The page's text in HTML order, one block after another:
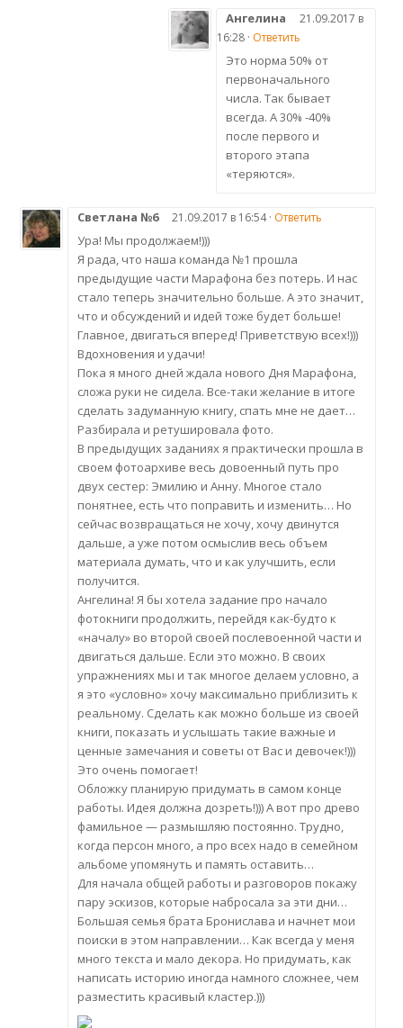
Ангелина
21.09.2017 в
16:28 · Ответить
Это норма 50% от
первоначального
числа. Так бывает
всегда. А 30% -40%
после первого и
второго этапа
«теряются».
Светлана №6 21.09.2017 в 16:54 · Ответить
Ура! Мы продолжаем!)))
Я рада, что наша команда №1 прошла
предыдущие части Марафона без потерь. И нас
стало теперь значительно больше. А это значит,
что и обсуждений и идей тоже будет больше!
Главное, двигаться вперед! Приветствую всех!)))
Вдохновения и удачи!
Пока я много дней ждала нового Дня Марафона,
сложа руки не сидела. Все-таки желание в итоге
сделать задуманную книгу, спать мне не дает…
Разбирала и ретушировала фото.
В предыдущих заданиях я практически прошла в
своем фотоархиве весь довоенный путь про
двух сестер: Эмилию и Анну. Многое стало
понятнее, есть что поправить и изменить… Но
сейчас возвращаться не хочу, хочу двинутся
дальше, а уже потом осмыслив весь объем
материала думать, что и как улучшить, если
получится.
Ангелина! Я бы хотела задание про начало
фотокниги продолжить, перейдя как-будто к
«началу» во второй своей послевоенной части и
двигаться дальше. Если это можно. В своих
упражнениях мы и так многое делаем условно, а
я это «условно» хочу максимально приблизить к
реальному. Сделать как можно больше из своей
книги, показать и услышать такие важные и
ценные замечания и советы от Вас и девочек!)))
Это очень помогает!
Обложку планирую придумать в самом конце
работы. Идея должна дозреть!))) А вот про древо
фамильное — размышляю постоянно. Трудно,
когда персон много, а про всех надо в семейном
альбоме упомянуть и память оставить…
Для начала общей работы и разговоров покажу
пару эскизов, которые набросала за эти дни…
Большая семья брата Бронислава и начнет мои
поиски в этом направлении… Как всегда у меня
много текста и мало декора. Но придумать, как
написать историю иногда намного сложнее, чем
разместить красивый кластер.)))